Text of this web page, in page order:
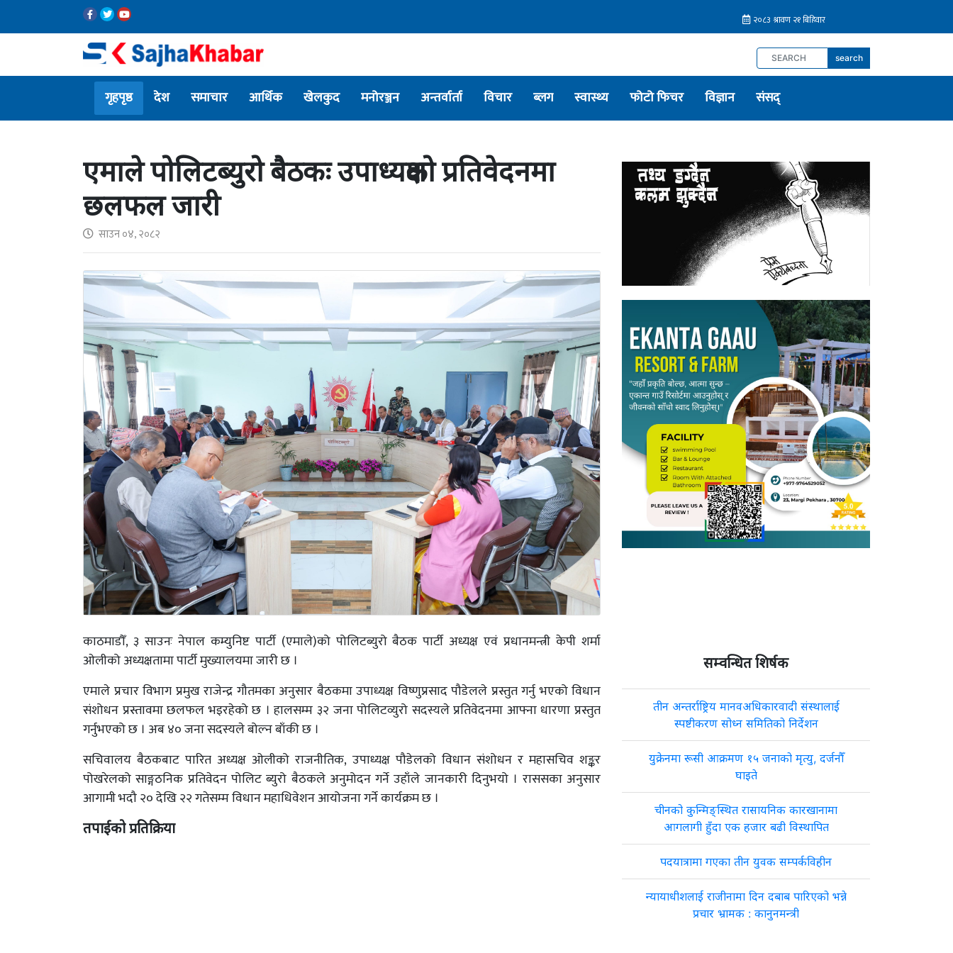
search
गृहपृष्ठ देश समाचार आर्थिक खेलकुद मनोरञ्जन अन्तर्वार्ता विचार ब्लग स्वास्थ्य फोटो फिचर विज्ञान संसद्
एमाले पोलिटब्युरो बैठकः उपाध्यक्षको प्रतिवेदनमा
छलफल जारी
साउन ०४, २०८२
काठमाडौँ, ३ साउनः नेपाल कम्युनिष्ट पार्टी (एमाले)को पोलिटब्युरो बैठक पार्टी अध्यक्ष एवं प्रधानमन्त्री केपी शर्मा
ओलीको अध्यक्षतामा पार्टी मुख्यालयमा जारी छ ।
एमाले प्रचार विभाग प्रमुख राजेन्द्र गौतमका अनुसार बैठकमा उपाध्यक्ष विष्णुप्रसाद पौडेलले प्रस्तुत गर्नु भएको विधान
संशोधन प्रस्तावमा छलफल भइरहेको छ । हालसम्म ३२ जना पोलिटव्युरो सदस्यले प्रतिवेदनमा आफ्ना धारणा प्रस्तुत
गर्नुभएको छ । अब ४० जना सदस्यले बोल्न बाँकी छ ।
सचिवालय बैठकबाट पारित अध्यक्ष ओलीको राजनीतिक, उपाध्यक्ष पौडेलको विधान संशोधन र महासचिव शङ्कर
पोखरेलको साङ्गठनिक प्रतिवेदन पोलिट ब्युरो बैठकले अनुमोदन गर्ने उहाँले जानकारी दिनुभयो । राससका अनुसार
आगामी भदौ २० देखि २२ गतेसम्म विधान महाधिवेशन आयोजना गर्ने कार्यक्रम छ ।
तपाईको प्रतिक्रिया
सम्वन्धित शिर्षक
तीन अन्तर्राष्ट्रिय मानवअधिकारवादी संस्थालाई
स्पष्टीकरण सोध्न समितिको निर्देशन
युक्रेनमा रूसी आक्रमण १५ जनाको मृत्यु, दर्जनौँ
घाइते
चीनको कुन्मिङ्स्थित रासायनिक कारखानामा
आगलागी हुँदा एक हजार बढी विस्थापित
पदयात्रामा गएका तीन युवक सम्पर्कविहीन
न्यायाधीशलाई राजीनामा दिन दबाब पारिएको भन्ने
प्रचार भ्रामक : कानुनमन्त्री